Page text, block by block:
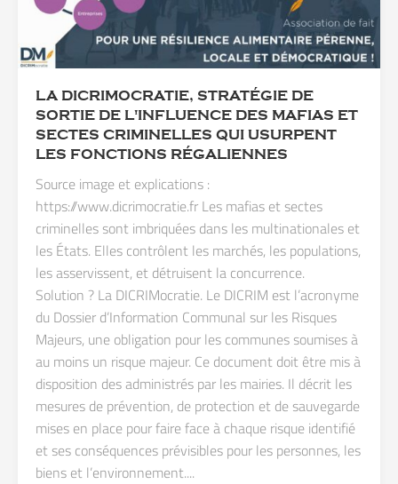
LA DICRIMOCRATIE, STRATÉGIE DE
SORTIE DE L'INFLUENCE DES MAFIAS ET
SECTES CRIMINELLES QUI USURPENT
LES FONCTIONS RÉGALIENNES
Source image et explications :
https://www.dicrimocratie.fr Les mafias et sectes
criminelles sont imbriquées dans les multinationales et
les États. Elles contrôlent les marchés, les populations,
les asservissent, et détruisent la concurrence.
Solution ? La DICRIMocratie. Le DICRIM est l’acronyme
du Dossier d’Information Communal sur les Risques
Majeurs, une obligation pour les communes soumises à
au moins un risque majeur. Ce document doit être mis à
disposition des administrés par les mairies. Il décrit les
mesures de prévention, de protection et de sauvegarde
mises en place pour faire face à chaque risque identifié
et ses conséquences prévisibles pour les personnes, les
biens et l’environnement....